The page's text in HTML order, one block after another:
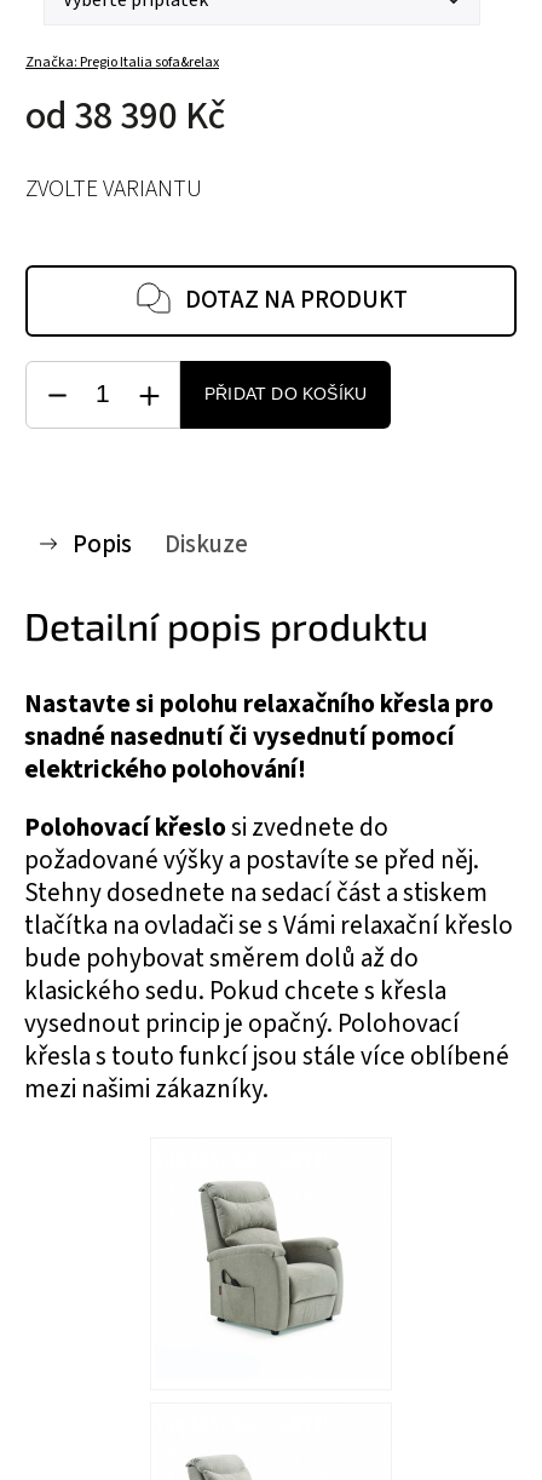
Značka:Pregio Italia sofa&relax
od38 390 Kč
ZVOLTE VARIANTU
DOTAZ NA PRODUKT
PŘIDAT DO KOŠÍKU
Popis Diskuze
Detailní popis produktu
Nastavte si polohu relaxačního křesla pro
snadné nasednutí či vysednutí pomocí
elektrického polohování!
Polohovací křeslosi zvednete do
požadované výšky a postavíte se před něj.
Stehny dosednete na sedací část a stiskem
tlačítka na ovladači se s Vámi relaxační křeslo
bude pohybovat směrem dolů až do
klasického sedu. Pokud chcete s křesla
vysednout princip je opačný. Polohovací
křesla s touto funkcí jsou stále více oblíbené
mezi našimi zákazníky.